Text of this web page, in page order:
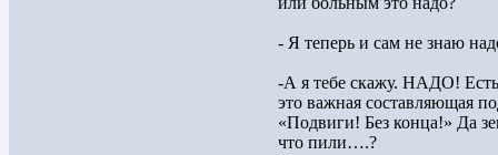
- Я теперь и сам не знаю
-А я тебе скажу. НАДО!
это важная составляющая
«Подвиги! Без конца!» Да
что пили….?